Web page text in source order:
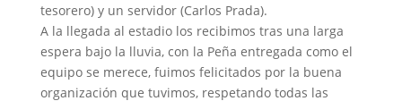
tesorero) y un servidor (Carlos Prada).
A la llegada al estadio los recibimos tras una larga
espera bajo la lluvia, con la Peña entregada como el
equipo se merece, fuimos felicitados por la buena
organización que tuvimos, respetando todas las